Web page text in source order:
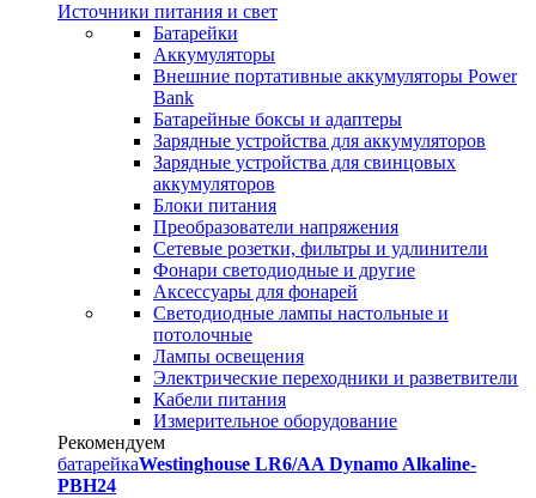
Источники питания и свет
Батарейки
Аккумуляторы
Внешние портативные аккумуляторы Power
Bank
Батарейные боксы и адаптеры
Зарядные устройства для аккумуляторов
Зарядные устройства для свинцовых
аккумуляторов
Блоки питания
Преобразователи напряжения
Сетевые розетки, фильтры и удлинители
Фонари светодиодные и другие
Аксессуары для фонарей
Светодиодные лампы настольные и
потолочные
Лампы освещения
Электрические переходники и разветвители
Кабели питания
Измерительное оборудование
Рекомендуем
батарейкаWestinghouse LR6/AA Dynamo Alkaline-
PBH24